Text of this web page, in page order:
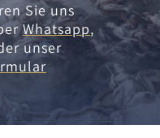
Sie uns
Whatsapp,
unser